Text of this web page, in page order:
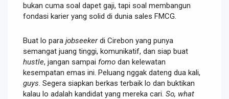
bukan cuma soal dapet gaji, tapi soal membangun
fondasi karier yang solid di dunia sales FMCG.
Buat lo para jobseekerdi Cirebon yang punya
semangat juang tinggi, komunikatif, dan siap buat
hustle, jangan sampai fomo dan kelewatan
kesempatan emas ini. Peluang nggak dateng dua kali,
guys . Segera siapkan berkas terbaik lo dan buktikan
kalau lo adalah kandidat yang mereka cari. So, what